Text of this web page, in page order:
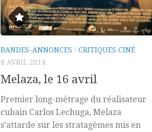
BANDES-ANNONCES / CRITIQUES CINÉ
8 AVRIL 2014
Melaza, le 16 avril
Premier long-métrage du réalisateur
cubain Carlos Lechuga, Melaza
s’attarde sur les stratagèmes mis en